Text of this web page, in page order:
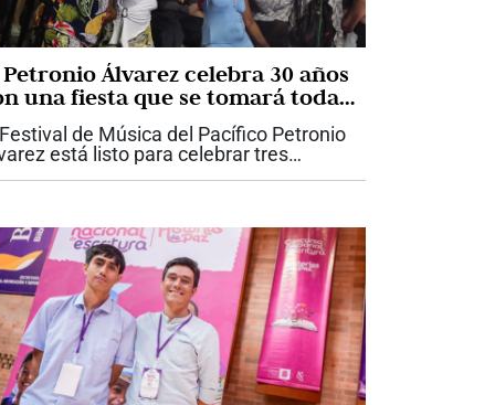
Petronio Álvarez celebra 30 años
una fiesta que se tomará toda
de Música del Pacífico Petronio
está listo para celebrar tres